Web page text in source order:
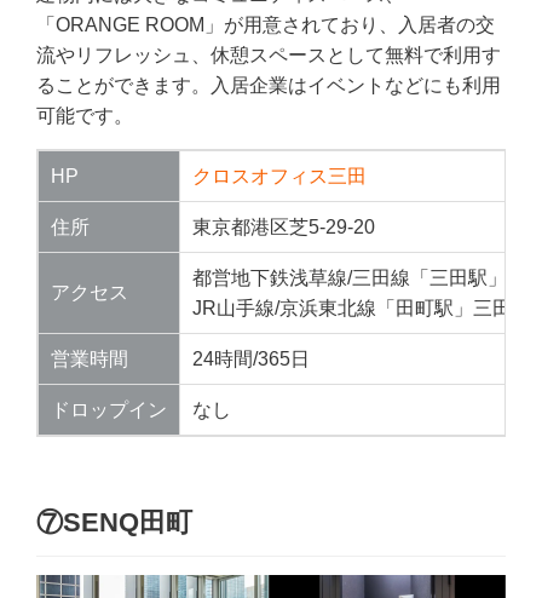
「ORANGE ROOM」が用意されており、入居者の交
流やリフレッシュ、休憩スペースとして無料で利用す
ることができます。入居企業はイベントなどにも利用
可能です。
HP クロスオフィス三田
住所 東京都港区芝5-29-20
アクセス
都営地下鉄浅草線/三田線「三田駅」A3
JR山手線/京浜東北線「田町駅」三田口
営業時間 24時間/365日
ドロップイン なし
⑦SENQ田町